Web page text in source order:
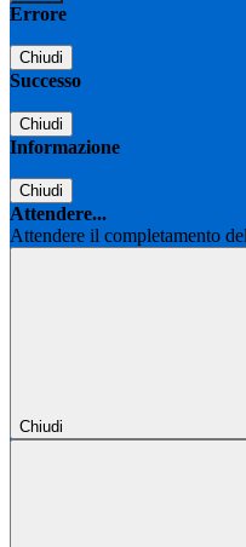
Errore
Chiudi
Successo
Chiudi
Informazione
Chiudi
Attendere...
Attendere il completamento
Chiudi